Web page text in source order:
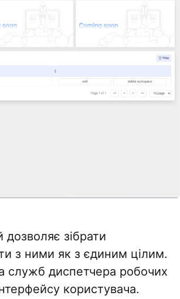
дозволяє зібрати
з ними як з єдиним цілим.
служб диспетчера робочих
користувача.